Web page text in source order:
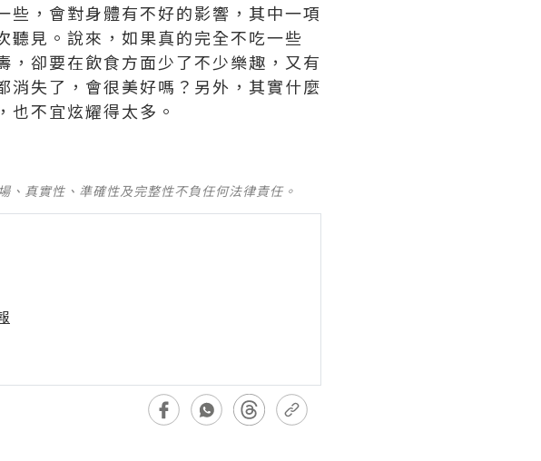
，會對身體有不好的影響，其中一項
聽見。說來，如果真的完全不吃一些
，卻要在飲食方面少了不少樂趣，又有
消失了，會很美好嗎？另外，其實什麼
不宜炫耀得太多。
真實性、準確性及完整性不負任何法律責任。